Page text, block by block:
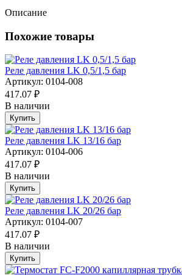
Описание
Похожие товары
Реле давления LK 0,5/1,5 бар
Артикул: 0104-008
417.07 ₽
В наличии
Купить
Реле давления LK 13/16 бар
Артикул: 0104-006
417.07 ₽
В наличии
Купить
Реле давления LK 20/26 бар
Артикул: 0104-007
417.07 ₽
В наличии
Купить